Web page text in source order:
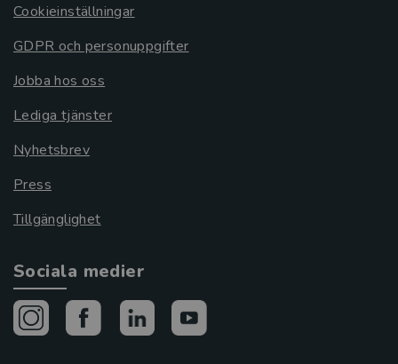
Cookieinställningar
GDPR och personuppgifter
Jobba hos oss
Lediga tjänster
Nyhetsbrev
Press
Tillgänglighet
Sociala medier